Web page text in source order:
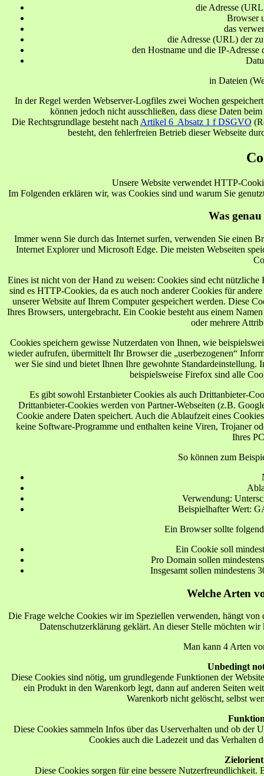
die Adresse
Browser
das
die Adresse (URL) der
den Hostname und die IP-
in Dateien
In der Regel werden Webserver-Logfiles zwei Wochen
können jedoch nicht ausschließen, dass diese Daten
Die Rechtsgrundlage besteht nach Artikel 6 Absatz 1 f DSGVO
besteht, den fehlerfreien Betrieb dieser Webseite
Unsere Website verwendet HTTP-
Im Folgenden erklären wir, was Cookies sind und warum Sie
Was
Immer wenn Sie durch das Internet surfen, verwenden Sie einen
Internet Explorer und Microsoft Edge. Die meisten Webseiten
Eines ist nicht von der Hand zu weisen: Cookies sind echt
sind es HTTP-Cookies, da es auch noch anderer Cookies für
unserer Website auf Ihrem Computer gespeichert werden. Diese
Ihres Browsers, untergebracht. Ein Cookie besteht aus einem
oder mehrere
Cookies speichern gewisse Nutzerdaten von Ihnen, wie
wieder aufrufen, übermittelt Ihr Browser die „userbezogenen“
wer Sie sind und bietet Ihnen Ihre gewohnte
beispielsweise Firefox sind alle
Es gibt sowohl Erstanbieter Cookies als auch Drittanbieter-
Drittanbieter-Cookies werden von Partner-Webseiten (z.B.
Cookie andere Daten speichert. Auch die Ablaufzeit eines
keine Software-Programme und enthalten keine Viren, Trojaner
Ihres
So können zum
Verwendung:
Beispielhafter Wert:
Ein Browser sollte
Ein Cookie soll
Pro Domain sollen
Insgesamt sollen mindestens
Welche Arten
Die Frage welche Cookies wir im Speziellen verwenden, hängt
Datenschutzerklärung geklärt. An dieser Stelle möchten
Man kann 4 Arten
Unbedingt
Diese Cookies sind nötig, um grundlegende Funktionen der
ein Produkt in den Warenkorb legt, dann auf anderen Seiten
Warenkorb nicht gelöscht, selbst
Diese Cookies sammeln Infos über das Userverhalten und ob der
Cookies auch die Ladezeit und das Verhalten
Diese Cookies sorgen für eine bessere Nutzerfreundlichkeit.